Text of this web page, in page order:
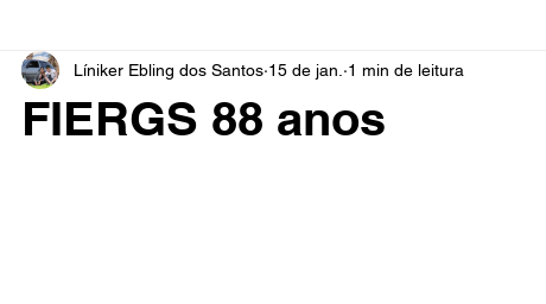
FIERGS 88 anos
Líniker Ebling dos Santos 15 de jan. 1 min de leitura